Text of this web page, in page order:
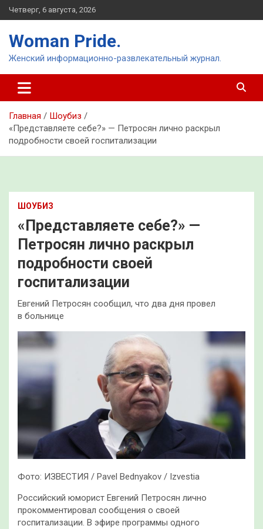
Перейти
к
Четверг, 6 августа, 2026
Woman Pride.
Женский информационно-развлекательный журнал.
Главная
Шоубиз
«Представляете себе?» — Петросян лично раскрыл
подробности своей госпитализации
ШОУБИЗ
«Представляете себе?» —
Петросян лично раскрыл
подробности своей
госпитализации
Евгений Петросян сообщил, что два дня провел
в больнице
Фото: ИЗВЕСТИЯ / Pavel Bednyakov / Izvestia
Российский юморист Евгений Петросян лично
прокомментировал сообщения о своей
госпитализации. В эфире программы одного